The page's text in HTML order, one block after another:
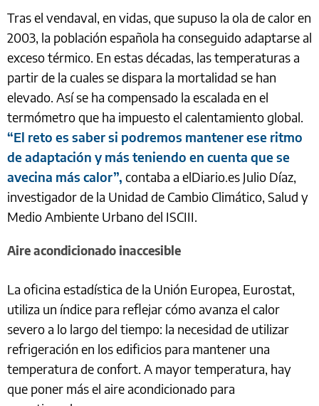
Tras el vendaval, en vidas, que supuso la ola de calor en
2003, la población española ha conseguido adaptarse al
exceso térmico. En estas décadas, las temperaturas a
partir de la cuales se dispara la mortalidad se han
elevado. Así se ha compensado la escalada en el
termómetro que ha impuesto el calentamiento global.
“El reto es saber si podremos mantener ese ritmo
de adaptación y más teniendo en cuenta que se
avecina más calor”, contaba a elDiario.es Julio Díaz,
investigador de la Unidad de Cambio Climático, Salud y
Medio Ambiente Urbano del ISCIII.
Aire acondicionado inaccesible
La oficina estadística de la Unión Europea, Eurostat,
utiliza un índice para reflejar cómo avanza el calor
severo a lo largo del tiempo: la necesidad de utilizar
refrigeración en los edificios para mantener una
temperatura de confort. A mayor temperatura, hay
que poner más el aire acondicionado para